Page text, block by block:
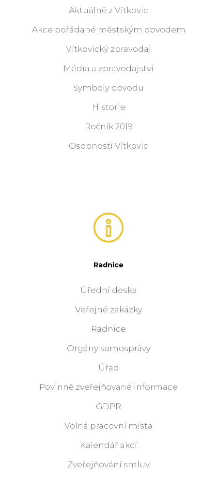
Aktuálně z Vítkovic
Akce pořádané městským obvodem
Vítkovický zpravodaj
Média a zpravodajství
Symboly obvodu
Historie
Ročník 2019
Osobnosti Vítkovic
Radnice
Úřední deska
Veřejné zakázky
Radnice
Orgány samosprávy
Úřad
Povinně zveřejňované informace
GDPR
Volná pracovní místa
Kalendář akcí
Zveřejňování smluv